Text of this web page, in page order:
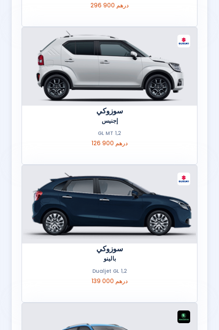
296 900 درهم
سوزوكي
إجنيس
1,2 GL MT
126 900 درهم
سوزوكي
بالينو
1,2 Dualjet GL
139 000 درهم